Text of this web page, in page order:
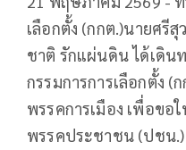
เลือกตั้ง (กกต.)นายศรี
ชาติ รักแผ่นดิน ได้เดิน
กรรมการการเลือกตั้ง
พรรคการเมือง เพื่อขอ
พรรคประชาชน (ปชน